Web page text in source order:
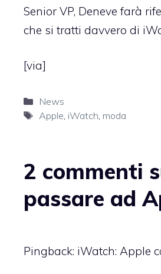
Senior VP, Deneve farà
che si tratti davvero di
[via]
Categorie
News
Tag
Apple iWatch moda
2 commenti
passare ad
Pingback: iWatch: Apple